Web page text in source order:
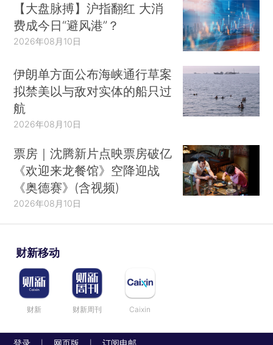
【大盘脉搏】沪指翻红 大消
费成今日“避风港”？
2026年08月10日
伊朗单方面公布海峡通行草案
拟禁美以与敌对实体的船只过
航
2026年08月10日
票房｜沈腾新片点映票房破亿
《欢迎来龙餐馆》空降迎战
《奥德赛》(含视频)
2026年08月10日
财新移动
财新 财新周刊 Caixin